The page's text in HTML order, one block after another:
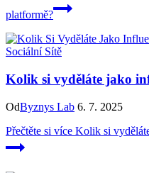
platformě?
Sociální Sítě
Kolik si vyděláte jako
OdByznys Lab 6. 7. 2025
Přečtěte si více Kolik si